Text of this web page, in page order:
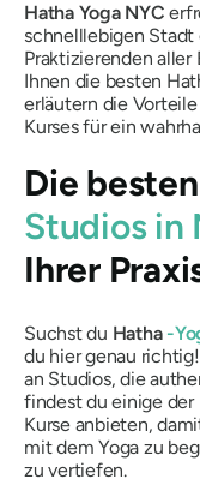
Hatha Yoga NYC
schnelllebigen
Praktizierenden
Ihnen die besten
erläutern die
Kurses für ein
Die
Studios in
Ihrer
Suchst du Hatha -
du hier genau
an Studios, die
findest du einige
Kurse anbieten,
mit dem Yoga zu
zu vertiefen.